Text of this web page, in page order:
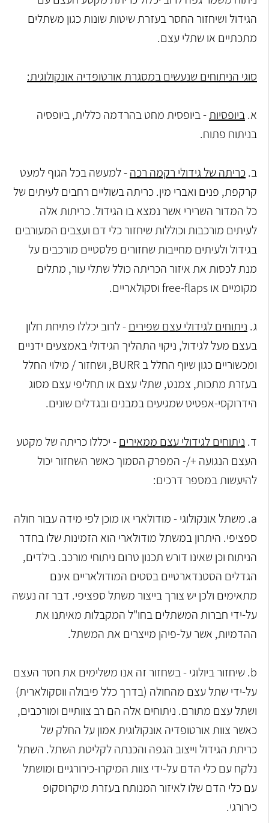
הגידול ושיחזור החסר בעזרת שיטות שונות כגון משתלים
מתכתיים או שתלי עצם.
סוגי הניתוחים שנעשים במסגרת אורטופדיה אונקולוגית:
א.ביופסיות- ביופסית מחט בהרדמה כללית, ביופסיה
בניתוח פתוח.
ב.כריתה של גידולי רקמה רכה- למעשה בכל הגוף למעט
קרקפת, פנים ואברי מין. כריתה בשוליים רחבים לעיתים של
כל המדור השרירי אשר נמצא בו הגידול. כריתות אלה
לעיתים מורכבות וכוללות שיחזור כלי דם ועצבים המעורבים
בגידול ולעיתים מחייבות שחזורים פלסטיים מורכבים על
מנת לכסות את איזור הכריתה כולל שתלי עור, מתלים
מקומיים או free-flaps וסקולאריים.
ג. ניתוחים לגידולי עצם שפירים- לרוב יכללו פתיחת חלון
בעצם מעל לגידול, ניקוי התהליך הגידולי באמצעים ידניים
ומכשוריים כגון שיוף החלל ב BURR, ושחזור / מילוי החלל
בעזרת מתכות, צמנט, שתלי עצם או תחליפי עצם מסוג
הידרוקסי-אפטיט שמגיעים במבנים ובגדלים שונים.
ד. ניתוחים לגידולי עצם ממאירים- יכללו כריתה של מקטע
העצם הנגועה +/- המפרק הסמוך כאשר השחזור יכול
להיעשות במספר דרכים:
a. משתל אונקולוגי - מודולארי או מוכן לפי מידה עבור חולה
ספציפי. היתרון במשתל מודולארי הוא הזמינות שלו בחדר
הניתוח וכן שאינו דורש תכנון טרום ניתוחי מורכב. בילדים,
הגדלים הסטנדארטיים בסטים המודולאריים אינם
מתאימים ולכן יש צורך בייצור משתל ספציפי. דבר זה נעשה
על-ידי חברות המשתלים בחו"ל המקבלות מאיתנו את
ההדמיות, אשר על-פיהן מייצרים את המשתל.
b. שיחזור ביולוגי - בשחזור זה אנו משלימים את חסר העצם
על-ידי שתל עצם מהחולה (בדרך כלל פיבולה ווסקולארית)
ושתל עצם מתורם. ניתוחים אלה הם רב צוותיים ומורכבים,
כאשר צוות אורטופדיה אונקולוגית אמון על החלק של
כריתת הגידול וייצוב הגפה והכנתה לקליטת השתל. השתל
נלקח עם כלי הדם על-ידי צוות המיקרו-כירורגיים ומושתל
עם כלי הדם שלו לאיזור המנותח בעזרת מיקרוסקופ
כירורגי.